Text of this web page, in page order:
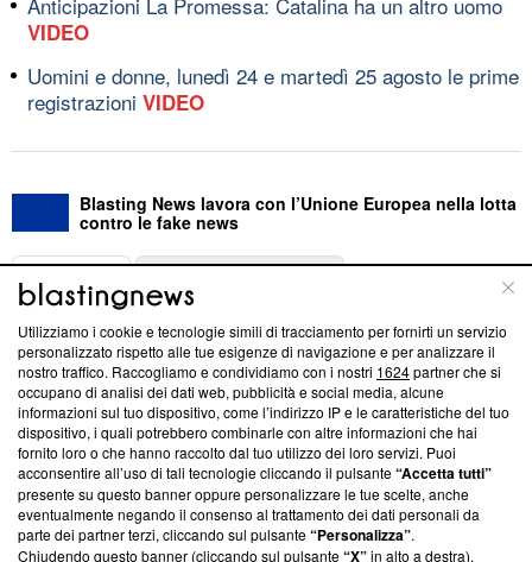
VIDEO
Uomini e donne, lunedì 24 e martedì 25 agosto le prime
registrazioni VIDEO
Blasting News lavora con l’Unione Europea nella lotta
contro le fake news
ABOUT
Questa sezione offre informazioni trasparenti su Blasting
News, sui nostri processi editoriali e su come ci impegniamo a
creare news di qualità. Inoltre, afferma la nostra aderenza a
‘Trust Project - News with Integrity’Blasting News non è
ancora membro del programma, ma ha richiesto di farne
parte; Trust Project non ha ancora effettuato una verifica di
conformità agli standard.
Su di noi
Utilizziamo i cookie e tecnologie simili di tracciamento per fornirti un servizio
personalizzato rispetto alle tue esigenze di navigazione e per analizzare il
nostro traffico. Raccogliamo e condividiamo con i nostri 1624partner che si
occupano di analisi dei dati web, pubblicità e social media, alcune
informazioni sul tuo dispositivo, come l’indirizzo IP e le caratteristiche del tuo
dispositivo, i quali potrebbero combinarle con altre informazioni che hai
fornito loro o che hanno raccolto dal tuo utilizzo dei loro servizi. Puoi
acconsentire all’uso di tali tecnologie cliccando il pulsante“Accetta tutti”
presente su questo banner oppure personalizzare le tue scelte, anche
eventualmente negando il consenso al trattamento dei dati personali da
parte dei partner terzi, cliccando sul pulsante“Personalizza”.
Chiudendo questo banner (cliccando sul pulsante“X”in alto a destra),